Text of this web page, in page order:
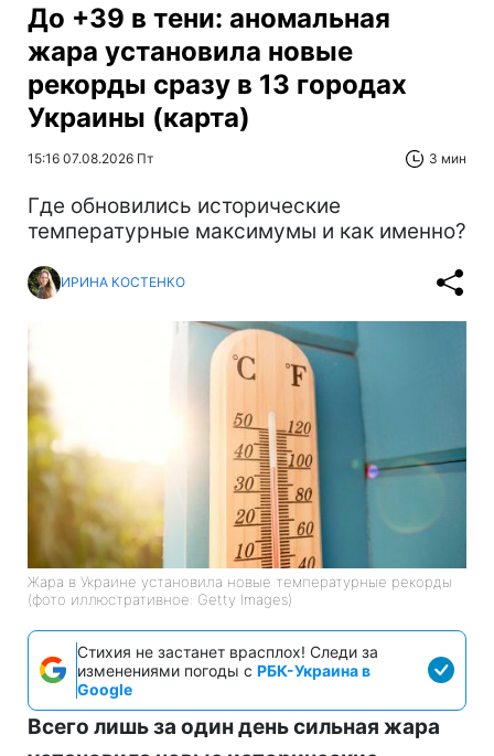
До +39 в тени: аномальная
жара установила новые
рекорды сразу в 13 городах
Украины (карта)
15:16 07.08.2026 Пт 3 мин
Где обновились исторические
температурные максимумы и как именно?
ИРИНА КОСТЕНКО
Жара в Украине установила новые температурные рекорды
(фото иллюстративное: Getty Images)
Стихия не застанет врасплох! Следи за
изменениями погоды с РБК-Украина в
Google
Всего лишь за один день сильная жара